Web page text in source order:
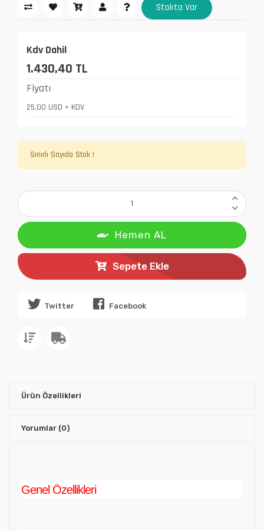
Stokta Var
Kdv Dahil
1.430,40 TL
Fiyatı
25,00 USD + KDV
Sınırlı Sayıda Stok !
Hemen AL
Sepete Ekle
Twitter Facebook
Ürün Özellikleri
Yorumlar (0)
Genel Özellikleri